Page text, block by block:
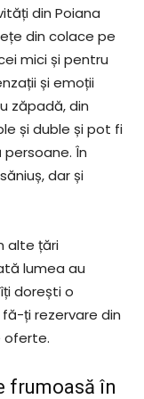
din Poiana
din colace pe
mici și pentru
și emoții
zăpadă, din
și duble și pot fi
În
dar și
alte țări
lumea au
dorești o
ți rezervare din
oferte.
frumoasă în